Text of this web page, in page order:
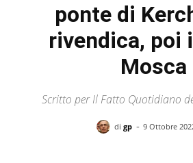
ponte di
rivendica, poi
Mosca
Scritto per Il Fatto Quotidiano
di gp - 9 Ottobre